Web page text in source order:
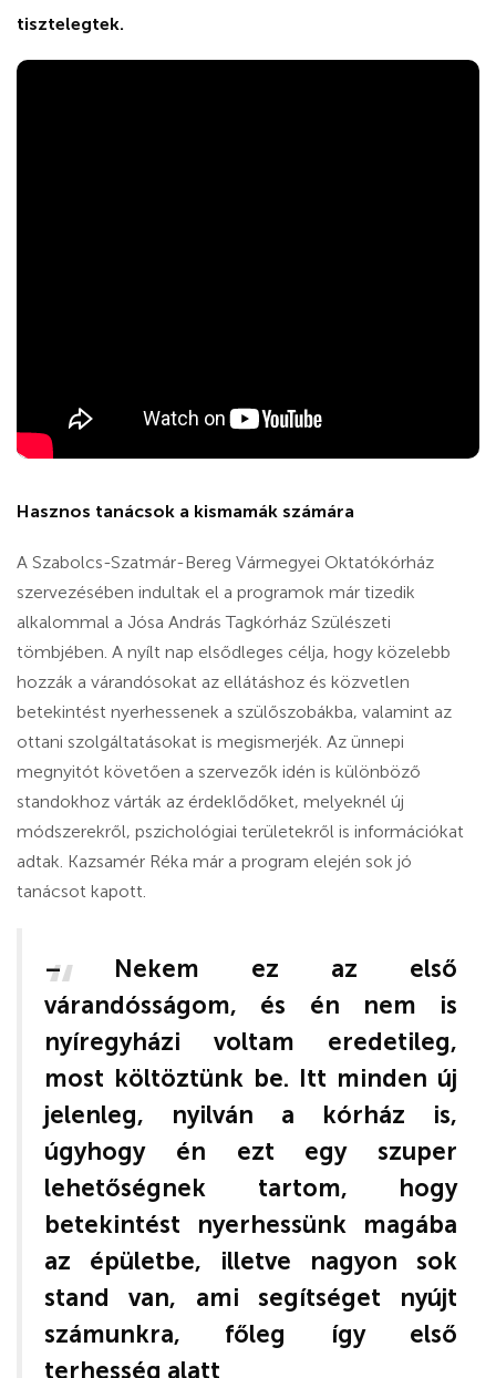
tisztelegtek.
Hasznos tanácsok a kismamák számára
A Szabolcs-Szatmár-Bereg Vármegyei Oktatókórház
szervezésében indultak el a programok már tizedik
alkalommal a Jósa András Tagkórház Szülészeti
tömbjében. A nyílt nap elsődleges célja, hogy közelebb
hozzák a várandósokat az ellátáshoz és közvetlen
betekintést nyerhessenek a szülőszobákba, valamint az
ottani szolgáltatásokat is megismerjék. Az ünnepi
megnyitót követően a szervezők idén is különböző
standokhoz várták az érdeklődőket, melyeknél új
módszerekről, pszichológiai területekről is információkat
adtak. Kazsamér Réka már a program elején sok jó
tanácsot kapott.
– Nekem ez az első
várandósságom, és én nem is
nyíregyházi voltam eredetileg,
most költöztünk be. Itt minden új
jelenleg, nyilván a kórház is,
úgyhogy én ezt egy szuper
lehetőségnek tartom, hogy
betekintést nyerhessünk magába
az épületbe, illetve nagyon sok
stand van, ami segítséget nyújt
számunkra, főleg így első
terhesség alatt